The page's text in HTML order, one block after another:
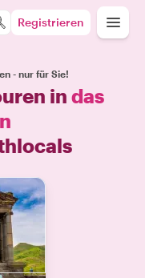
Registrieren
- nur für Sie!
in das